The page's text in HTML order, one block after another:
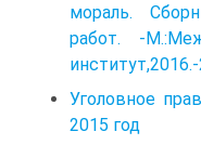
мораль.
работ. -
Уголовное
2015 год